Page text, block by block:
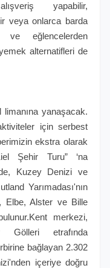
yapabilir,
veya onlarca barda
eğlencelerden
alternatifleri de
yanaşacak.
için serbest
ekstra olarak
Şehir Turu” ‘na
Kuzey Denizi ve
Yarımadası'nın
Elbe, Alster ve Bille
merkezi,
Gölleri etrafında
bağlayan 2.302
içeriye doğru